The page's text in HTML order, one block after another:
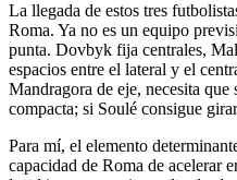
La llegada de estos tres
Roma. Ya no es un equipo
punta. Dovbyk fija centrales,
espacios entre el lateral y el
Mandragora de eje, necesita que
compacta; si Soulé consigue
Para mí, el elemento
capacidad de Roma de acelerar